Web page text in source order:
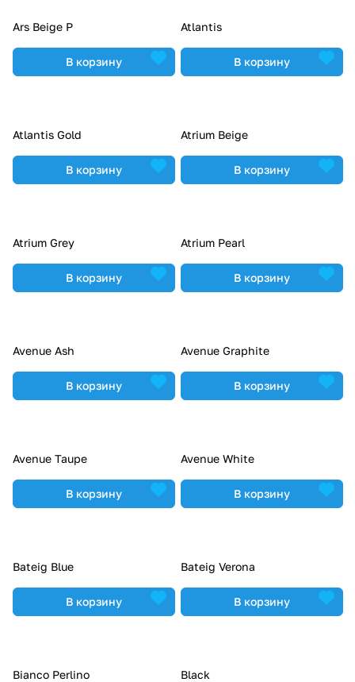
Ars Beige P
В корзину
Atlantis
В корзину
Atlantis Gold
В корзину
Atrium Beige
В корзину
Atrium Grey
В корзину
Atrium Pearl
В корзину
Avenue Ash
В корзину
Avenue Graphite
В корзину
Avenue Taupe
В корзину
Avenue White
В корзину
Bateig Blue
В корзину
Bateig Verona
В корзину
Bianco Perlino Black